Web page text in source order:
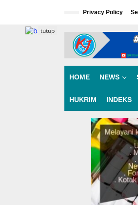
Privacy Policy
HOME NEWS
HUKRIM INDEKS
tutup